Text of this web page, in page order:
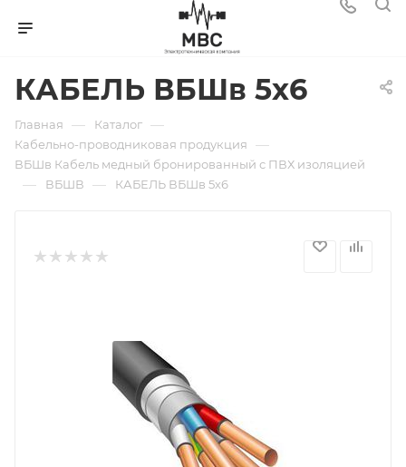
КАБЕЛЬ ВБШв 5х6
Главная — Каталог —
Кабельно-проводниковая продукция —
ВБШв Кабель медный бронированный с ПВХ изоляцией
— ВБШВ — КАБЕЛЬ ВБШв 5х6